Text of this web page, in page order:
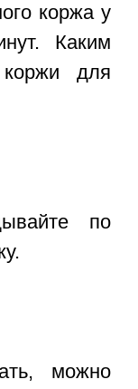
коржа у
Каким
для
по
можно